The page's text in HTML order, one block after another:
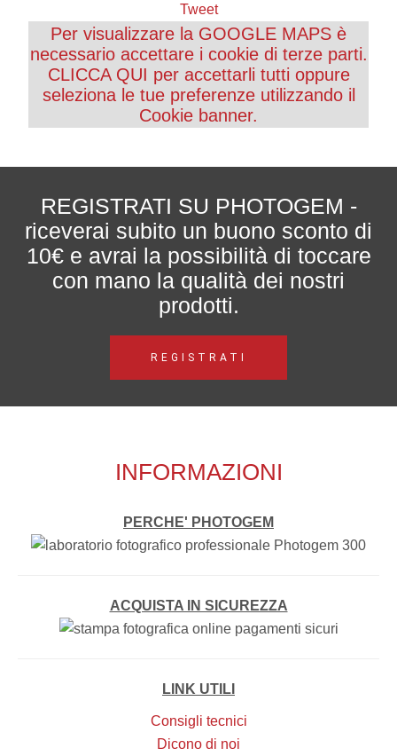
Tweet
Per visualizzare la GOOGLE MAPS è
necessario accettare i cookie di terze parti.
CLICCA QUI per accettarli tutti oppure
seleziona le tue preferenze utilizzando il
Cookie banner.
REGISTRATI SU PHOTOGEM -
riceverai subito un buono sconto di
10€ e avrai la possibilità di toccare
con mano la qualità dei nostri
prodotti.
REGISTRATI
INFORMAZIONI
PERCHE' PHOTOGEM
ACQUISTA IN SICUREZZA
LINK UTILI
Consigli tecnici
Dicono di noi